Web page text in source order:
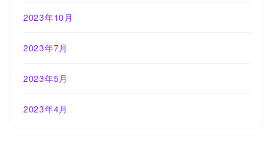
2023年10月
2023年7月
2023年5月
2023年4月